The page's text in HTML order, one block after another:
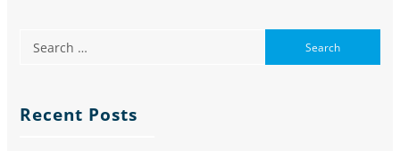
Recent Posts